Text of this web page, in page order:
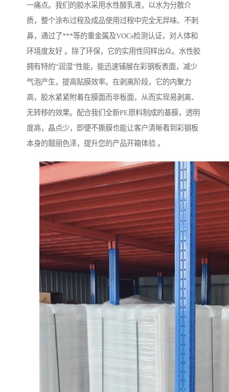
一痛点。我们的胶水采用水性酸乳液，以水为分散介
质，整个涂布过程及成品使用过程中完全无异味、不刺
鼻，通过了***等的重金属及VOCs检测认证，对人体和
环境度友好 。除了环保，它的实用性同样出众。水性胶
拥有特的“润湿”性能，能迅速铺展在彩钢板表面，减少
气泡产生，提高贴膜效率。在剥离阶段，它的内聚力
高，胶水紧紧附着在膜面而非板面，从而实现易剥离、
无转移的效果。配合我们全新PE原料制成的基膜，透明
度高，晶点少，即便不撕膜也能让客户清晰看到彩钢板
本身的靓丽色泽，提升您的产品开箱体验 。